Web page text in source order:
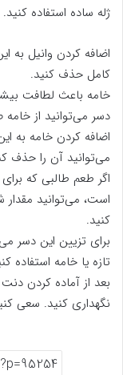
ژله ساده استفاده کنید.
اضافه کردن وانیل به
کامل حذف کنید.
خامه باعث لطافت
دسر می‌توانید از خامه
اضافه کردن خامه به
می‌توانید آن را حذف
اگر طعم طالبی که
است، می‌توانید مقدار
کنید.
برای تزیین این دسر
تازه یا خامه استفاده
بعد از آماده کردن
نگهداری کنید. سعی کنید این دسر